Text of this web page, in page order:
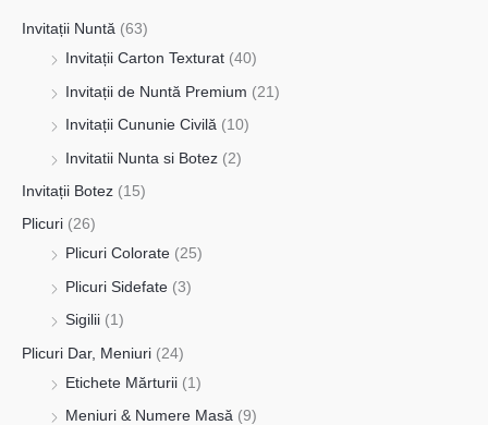
Invitații Nuntă (63)
Invitații Carton Texturat (40)
Invitații de Nuntă Premium (21)
Invitații Cununie Civilă (10)
Invitatii Nunta si Botez (2)
Invitații Botez (15)
Plicuri (26)
Plicuri Colorate (25)
Plicuri Sidefate (3)
Sigilii (1)
Plicuri Dar, Meniuri (24)
Etichete Mărturii (1)
Meniuri & Numere Masă (9)